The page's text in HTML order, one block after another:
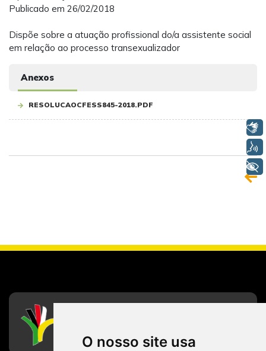
O nosso site usa
Publicado em 26/02/2018
Dispõe sobre a atuação profissional do/a assistente social
em relação ao processo transexualizador
Anexos
RESOLUCAOCFESS845-2018.PDF